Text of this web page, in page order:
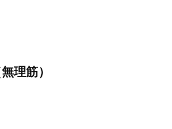
理筋）